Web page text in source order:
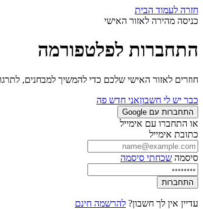
חזרה לעמוד הבית
כניסה מהירה לאזור האישי
התחברות לפלטפורמה
חוזרים לאזור האישי שלכם כדי להמשיך למבחנים,
כבר יש לי חשבוןאני חדש פה
התחברות עם Google
או התחברו עם אימייל
כתובת אימייל
סיסמה שכחתי סיסמה
התחברות
עדיין אין לך חשבון? להרשמה חינם